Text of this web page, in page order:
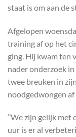
staat is om aan de
Afgelopen
training af op het
ging. Hij kwam ten
nader onderzoek
twee breuken in
noodgedwongen
‘’We zijn gelijk
uur is er al